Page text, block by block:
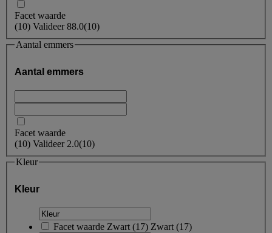
Facet waarde
(10) Valideer88.0(10)
Aantal emmers
Aantal emmers
Facet waarde
(10) Valideer 2.0(10)
Kleur
Kleur
Facet waarde Zwart (17) Zwart (17)